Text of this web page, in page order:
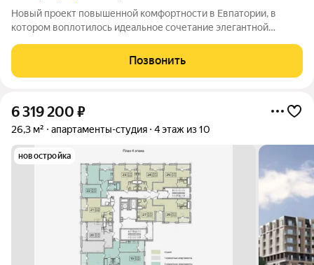
Новый проект повышенной комфортности в Евпатории, в
котором воплотилось идеальное сочетание элегантной
решений и праздника жизни у моря в самом солнечном городе
на крымском побережье. Это место,
Позвонить
6 319 200 ₽
26,3 м² апартаменты-студия 4 этаж из 10
новостройка